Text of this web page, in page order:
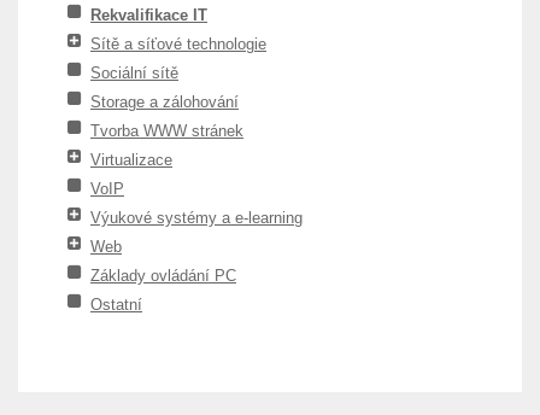
Rekvalifikace IT
Sítě a síťové technologie
Sociální sítě
Storage a zálohování
Tvorba WWW stránek
Virtualizace
VoIP
Výukové systémy a e-learning
Web
Základy ovládání PC
Ostatní